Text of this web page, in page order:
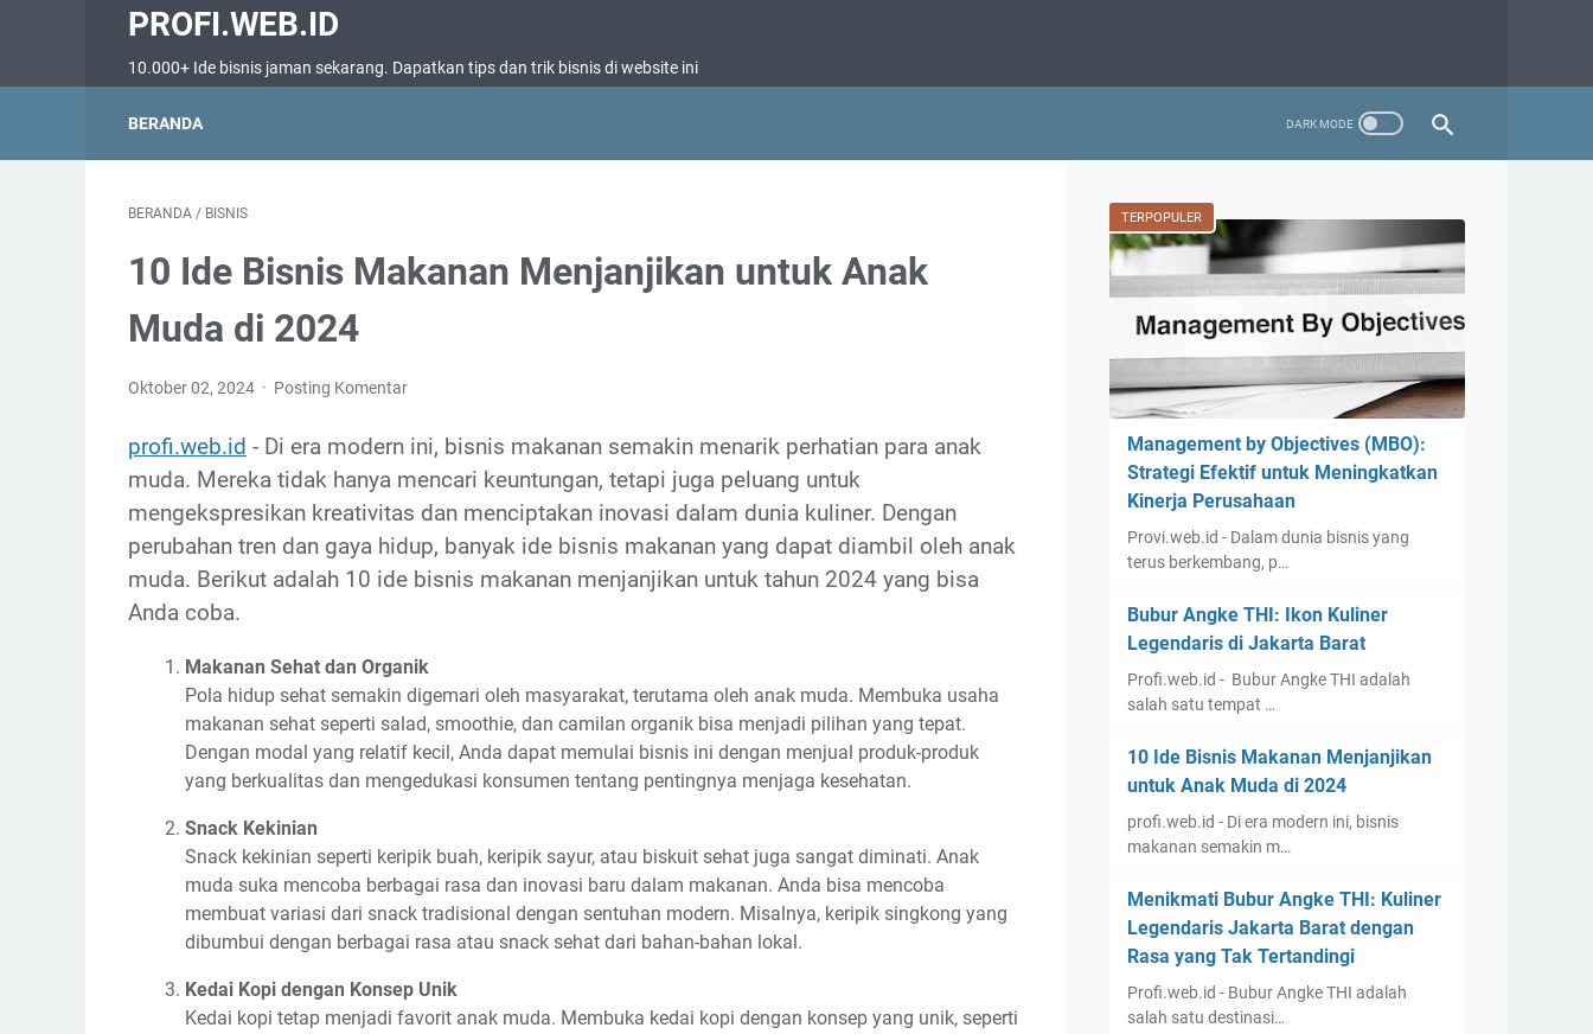
PROFI.WEB.ID
10.000+ Ide bisnis jaman sekarang. Dapatkan tips dan trik bisnis di website ini
BERANDA
BERANDA / BISNIS
10 Ide Bisnis Makanan Menjanjikan untuk Anak
Muda di 2024
Oktober 02, 2024 Posting Komentar
profi.web.id - Di era modern ini, bisnis makanan semakin menarik perhatian para anak
muda. Mereka tidak hanya mencari keuntungan, tetapi juga peluang untuk
mengekspresikan kreativitas dan menciptakan inovasi dalam dunia kuliner. Dengan
perubahan tren dan gaya hidup, banyak ide bisnis makanan yang dapat diambil oleh anak
muda. Berikut adalah 10 ide bisnis makanan menjanjikan untuk tahun 2024 yang bisa
Anda coba.
Makanan Sehat dan Organik
Pola hidup sehat semakin digemari oleh masyarakat, terutama oleh anak muda. Membuka usaha
makanan sehat seperti salad, smoothie, dan camilan organik bisa menjadi pilihan yang tepat.
Dengan modal yang relatif kecil, Anda dapat memulai bisnis ini dengan menjual produk-produk
yang berkualitas dan mengedukasi konsumen tentang pentingnya menjaga kesehatan.
Snack Kekinian
Snack kekinian seperti keripik buah, keripik sayur, atau biskuit sehat juga sangat diminati. Anak
muda suka mencoba berbagai rasa dan inovasi baru dalam makanan. Anda bisa mencoba
membuat variasi dari snack tradisional dengan sentuhan modern. Misalnya, keripik singkong yang
dibumbui dengan berbagai rasa atau snack sehat dari bahan-bahan lokal.
Kedai Kopi dengan Konsep Unik
Kedai kopi tetap menjadi favorit anak muda. Membuka kedai kopi dengan konsep yang unik, seperti
TERPOPULER
Management by Objectives (MBO):
Strategi Efektif untuk Meningkatkan
Kinerja Perusahaan
Provi.web.id - Dalam dunia bisnis yang
terus berkembang, p…
Bubur Angke THI: Ikon Kuliner
Legendaris di Jakarta Barat
Profi.web.id - Bubur Angke THI adalah
salah satu tempat …
10 Ide Bisnis Makanan Menjanjikan
untuk Anak Muda di 2024
profi.web.id - Di era modern ini, bisnis
makanan semakin m…
Menikmati Bubur Angke THI: Kuliner
Legendaris Jakarta Barat dengan
Rasa yang Tak Tertandingi
Profi.web.id - Bubur Angke THI adalah
salah satu destinasi…